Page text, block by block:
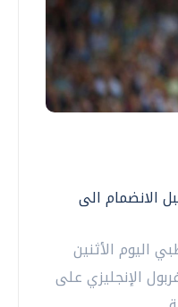
الانضمام الى
اليوم الأثنين
الإنجليزي على